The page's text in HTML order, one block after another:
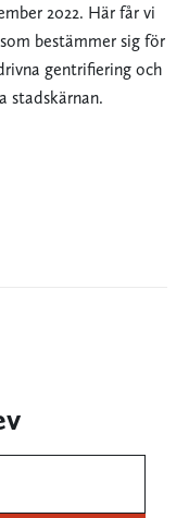
2022. Här får vi
bestämmer sig för
gentrifiering och
stadskärnan.